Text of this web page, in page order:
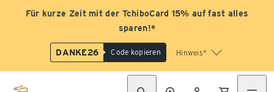
Für kurze Zeit mit der TchiboCard 15% auf fast alles
sparen!*
DANKE26 Code kopieren Hinweis*